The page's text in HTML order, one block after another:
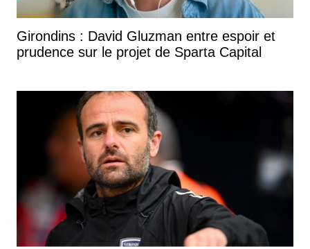
Girondins : David Gluzman entre espoir et
prudence sur le projet de Sparta Capital